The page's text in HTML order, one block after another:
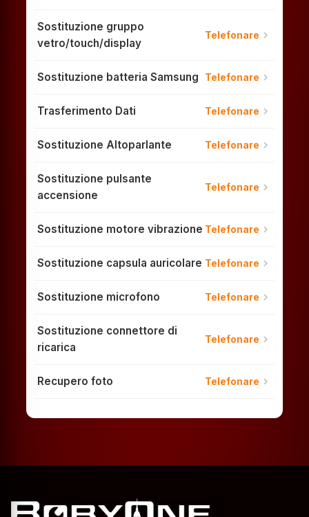
Sostituzione gruppo
vetro/touch/display
Telefonare chevron_right
Sostituzione batteria Samsung Telefonare chevron_right
Trasferimento Dati Telefonare chevron_right
Sostituzione Altoparlante Telefonare chevron_right
Sostituzione pulsante
accensione
Telefonare chevron_right
Sostituzione motore vibrazione Telefonare chevron_right
Sostituzione capsula auricolare Telefonare chevron_right
Sostituzione microfono Telefonare chevron_right
Sostituzione connettore di
ricarica
Telefonare chevron_right
Recupero foto Telefonare chevron_right